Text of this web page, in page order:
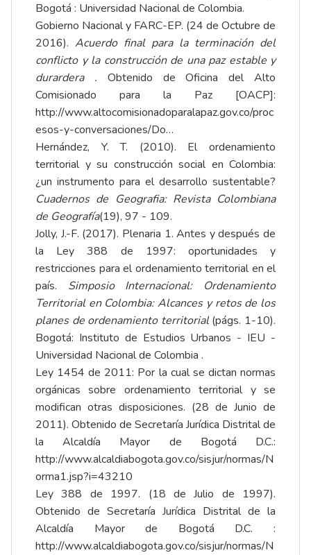
Bogotá : Universidad Nacional de Colombia.
Gobierno Nacional y FARC-EP. (24 de Octubre de
2016). Acuerdo final para la terminación del
conflicto y la construcción de una paz estable y
durardera . Obtenido de Oficina del Alto
Comisionado para la Paz [OACP]:
http://www.altocomisionadoparalapaz.gov.co/proc
esos-y-conversaciones/Do…
Hernández, Y. T. (2010). El ordenamiento
territorial y su construcción social en Colombia:
¿un instrumento para el desarrollo sustentable?
Cuadernos de Geografia: Revista Colombiana
de Geografía(19), 97 - 109.
Jolly, J.-F. (2017). Plenaria 1. Antes y después de
la Ley 388 de 1997: oportunidades y
restricciones para el ordenamiento territorial en el
país. Simposio Internacional: Ordenamiento
Territorial en Colombia: Alcances y retos de los
planes de ordenamiento territorial(págs. 1-10).
Bogotá: Instituto de Estudios Urbanos - IEU -
Universidad Nacional de Colombia .
Ley 1454 de 2011: Por la cual se dictan normas
orgánicas sobre ordenamiento territorial y se
modifican otras disposiciones. (28 de Junio de
2011). Obtenido de Secretaría Jurídica Distrital de
la Alcaldía Mayor de Bogotá D.C.:
http://www.alcaldiabogota.gov.co/sisjur/normas/N
orma1.jsp?i=43210
Ley 388 de 1997. (18 de Julio de 1997).
Obtenido de Secretaría Jurídica Distrital de la
Alcaldía Mayor de Bogotá D.C. :
http://www.alcaldiabogota.gov.co/sisjur/normas/N